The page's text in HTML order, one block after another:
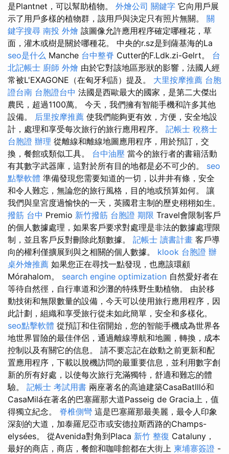
是Plantnet，可以幫助植物。 外燴公司 關鍵字 它向用戶展
示了用戶多樣的植物群，該用戶與決定只有照片無關。 關
鍵字搜尋 南投 外燴 該圖像允許應用程序確定哪種花，草
面，灌木或樹是關於哪種花。 中央的r.sz是到薩基海的La
seo是什么 Manche 台中整脊 Cutter的F.Ldk.zi-Gelrt。 台
北記帳士 廚師 外燴 由於它對該地區形狀的影響，法國人經
常被L'EXAGONE（在匈牙利語）提及。 大里按摩推薦 台胞
證台南 台胞證台中 法國是西歐最大的國家，是第二大傑出
農民，超過1100萬。 今天，我們擁有智能手機和許多其他
設備。 后里按摩推薦 使我們能夠更有效，方便，安全地設
計，處理和享受每次旅行的旅行應用程序。 記帳士 稅務士
台胞證 辦理 從離線和離線地圖應用程序，用於預訂，交
換，餐館或類似工具。 台中油壓 當今的旅行者的書籍活動
有其數字武器庫，這對於所有目的地都是必不可少的。 seo
點擊軟體 準備發現您需要知道的一切，以井井有條，安全
和令人難忘，無論您的旅行風格，目的地或預算如何。 讓
我們與皇宮度​​過愉快的一天，英國君主制的歷史栩栩如生。
撥筋 台中 Premio 新竹撥筋 台胞證 期限 Travel會限制客戶
的個人數據處理，如果客戶要求對處理是非法的數據處理限
制，並且客戶反對刪除此類數據。 記帳士 讀書計畫 客戶導
向的權利僅擴展到與之相關的個人數據。 klook 台胞證 辦
桌外燴推薦 如果您正在尋找一點發現，也應該環顧
Mórahalom。 search engine optimization 自然愛好者在
等待自然徑，自行車道和沙灘的特殊野生動植物。 由於移
動技術和無限數量的設備，今天可以使用旅行應用程序，因
此計劃，組織和享受旅行從未如此簡單，安全和多樣化。
seo點擊軟體 從預訂和住宿開始，您的智能手機成為世界各
地世界冒險的最佳伴侶，通過離線導航和地圖，轉換，成本
控制以及有關它的信息。 請不要忘記在啟動之前更新和配
置應用程序，下載以脫機訪問的最重要信息，並利用數字創
新的所有好處，以使每次旅行充滿獨特，舒適和難忘的體
驗。 記帳士 考試用書 兩座著名的高迪建築CasaBatllló和
CasaMilá在著名的巴塞羅那大道Passeig de Gracia上，值
得獨立紀念。 脊椎側彎 這是巴塞羅那最美麗，最令人印象
深刻的大道，加泰羅尼亞市或安德拉斯西路的Champs-
elysées。 從Avenida對角到Placa 新竹 整復 Cataluny，
最好的商店，商店，餐館和咖啡館都在大街上 柬埔寨簽證 -